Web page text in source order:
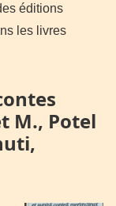
éditions
les livres
M., Potel